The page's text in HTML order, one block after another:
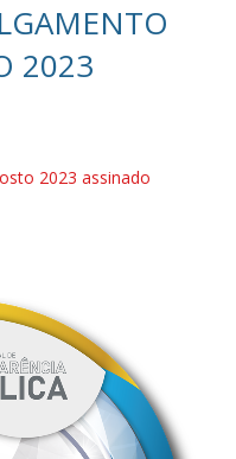
2023
2023 assinado